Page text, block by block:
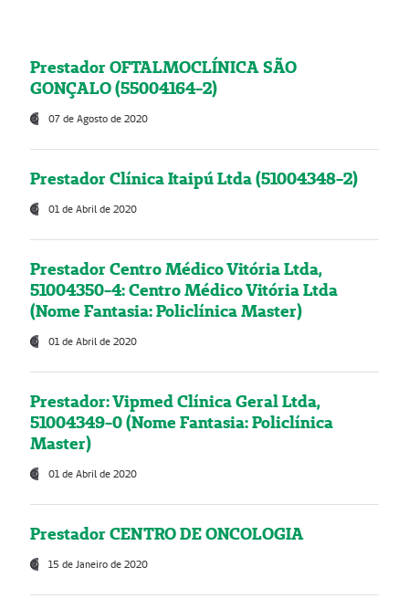
Prestador OFTALMOCLÍNICA SÃO
GONÇALO (55004164-2)
07 de Agosto de 2020
Prestador Clínica Itaipú Ltda (51004348-2)
01 de Abril de 2020
Prestador Centro Médico Vitória Ltda,
51004350-4: Centro Médico Vitória Ltda
(Nome Fantasia: Policlínica Master)
01 de Abril de 2020
Prestador: Vipmed Clínica Geral Ltda,
51004349-0 (Nome Fantasia: Policlínica
Master)
01 de Abril de 2020
Prestador CENTRO DE ONCOLOGIA
15 de Janeiro de 2020